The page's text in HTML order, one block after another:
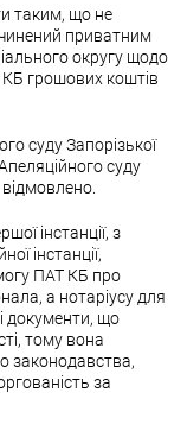
таким, що не
приватним
округу щодо
КБ грошових коштів
суду Запорізької
суду
інстанції, з
інстанції,
ПАТ КБ про
а нотаріусу для
документи, що
тому вона
законодавства,
за